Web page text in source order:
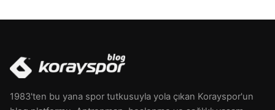
1983'ten bu yana spor tutkusuyla yola çıkan Korayspor'un